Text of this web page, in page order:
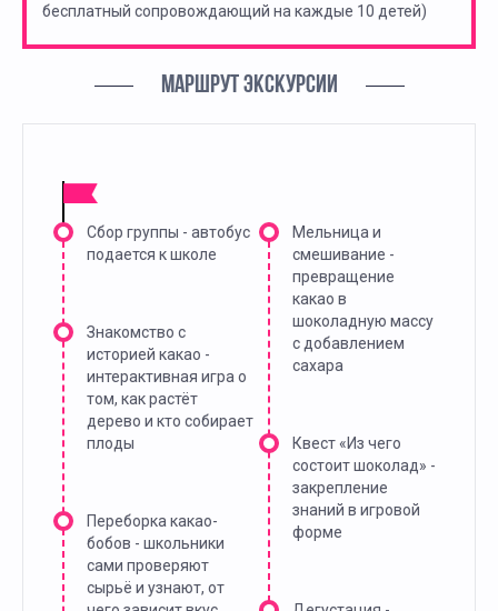
бесплатный сопровождающий на каждые 10 детей)
МАРШРУТ ЭКСКУРСИИ
Сбор группы - автобус
подается к школе
Знакомство с
историей какао -
интерактивная игра о
том, как растёт
дерево и кто собирает
плоды
Переборка какао-
бобов - школьники
сами проверяют
сырьё и узнают, от
Мельница и
смешивание -
превращение
какао в
шоколадную массу
с добавлением
сахара
Квест «Из чего
состоит шоколад» -
закрепление
знаний в игровой
форме